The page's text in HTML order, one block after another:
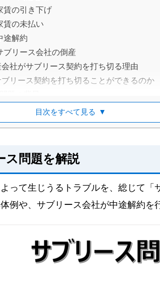
賃の引き下げ
賃の未払い
途解約
ブリース会社の倒産
社がサブリース契約を打ち切る理由
ブリース契約を打ち切ることができるのか
ース市場の拡大
資ブームによる参入業者の増加
法が施行
ース新法の施行背景
きるサブリース会社の選び方
題に巻き込まれたらどうなる？
管理状態や入居者を確認する
ース契約を破棄されたらどうなる？
目次をすべて見る ▼
ス問題を解説
って生じうるトラブルを、総じて「
例や、サブリース会社が中途解約を